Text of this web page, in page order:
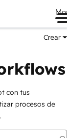
Crear
con tus
procesos de